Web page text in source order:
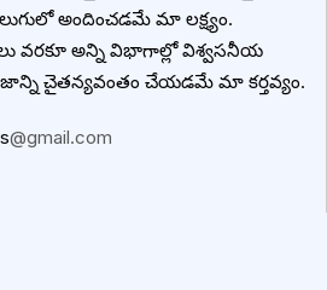
అందించడమే మా లక్ష్యం.
వరకూ అన్ని విభాగాల్లో విశ్వసనీయ
చైతన్యవంతం చేయడమే మా కర్తవ్యం.
@gmail.com